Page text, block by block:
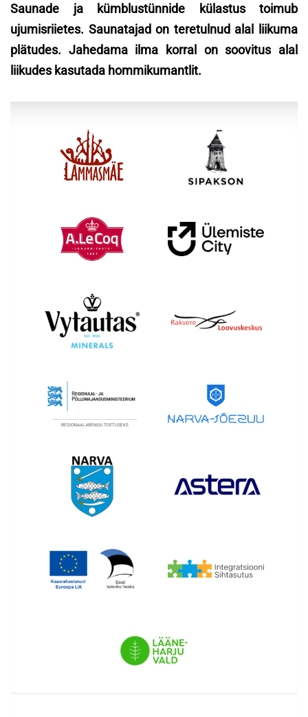
Saunade ja kümblustünnide külastus toimub
ujumisriietes. Saunatajad on teretulnud alal liikuma
plätudes. Jahedama ilma korral on soovitus alal
liikudes kasutada hommikumantlit.